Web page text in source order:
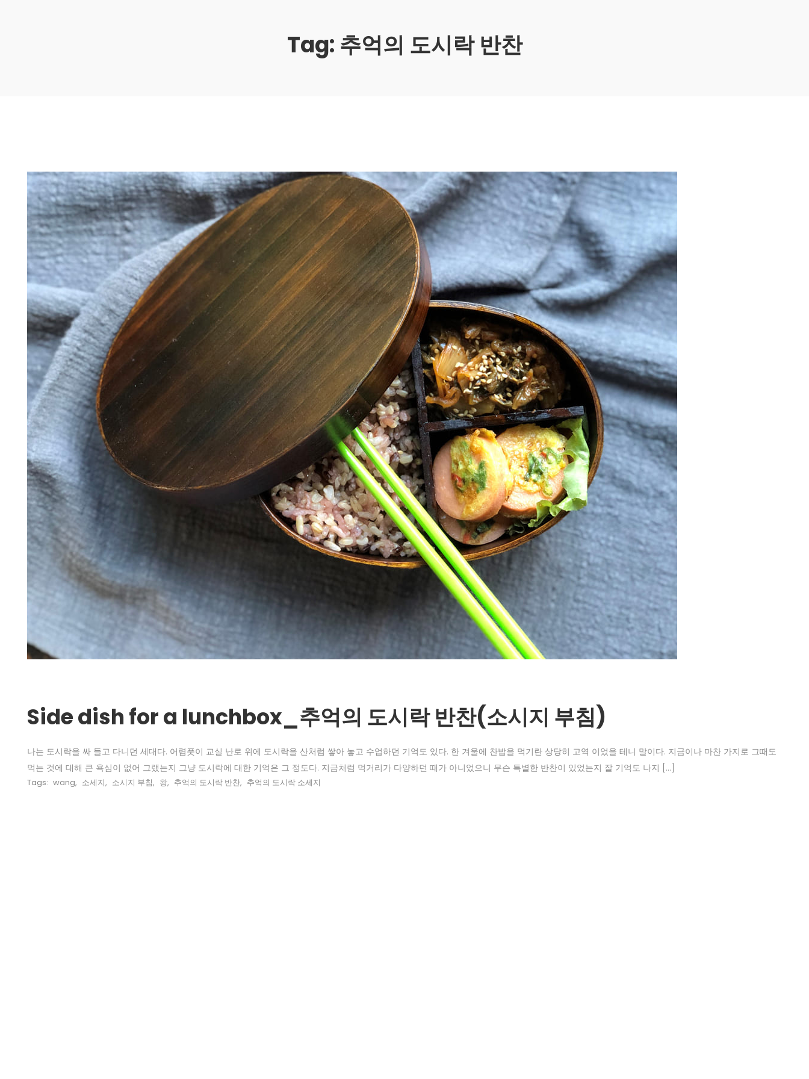
Tag: 추억의 도시락 반찬
Side dish for a lunchbox_추억의 도시락 반찬(소시지 부침)
나는 도시락을 싸 들고 다니던 세대다. 어렴풋이 교실 난로 위에 도시락을 산처럼 쌓아 놓고 수업하던 기억도 있다. 한 겨울에 찬밥을 먹기란 상당히 고역 이었을 테니 말이다. 지금이나 마찬 가지로 그때도
먹는 것에 대해 큰 욕심이 없어 그랬는지 그냥 도시락에 대한 기억은 그 정도다. 지금처럼 먹거리가 다양하던 때가 아니었으니 무슨 특별한 반찬이 있었는지 잘 기억도 나지 […]
Tags: wang, 소세지, 소시지 부침, 왕, 추억의 도시락 반찬, 추억의 도시락 소세지